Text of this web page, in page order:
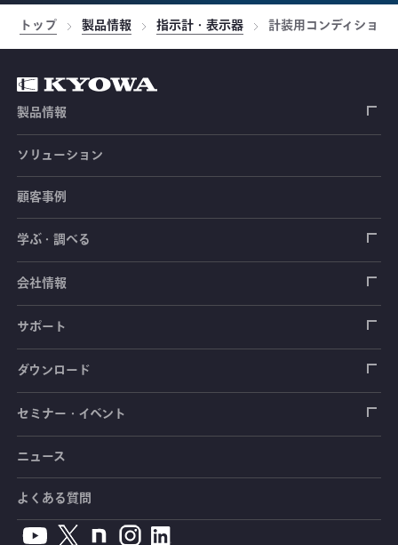
トップ 製品情報 指示計・表示器 計装用コンディショナ
製品情報
ひずみゲージ
センサ（変換器）
ロードセル
加速度センサ
圧力センサ
トルクセンサ
土木建築用センサ
荷重計
土圧計
間隙水圧計
傾斜計
鉄筋計
自動車用センサ
シートベルト張力計
操舵力・操舵角計
手ブレーキ計・チェンジレバー操作力計
踏力計
ホイールトルクセンサ
人体ダミー用センサ
測定器
データロガー
指示計・表示器
増幅器（アンプ）
ハンディ測定器（チェッカ）
ソフトウェア
計測システム
道路用計測システム
鉄道用計測システム
自動車用計測システム
ブリッジボックス
ケーブル・コネクタ
アクセサリ
ソリューション
顧客事例
学ぶ・調べる
ひずみゲージ
センサ（変換器）
測定器
光ファイバ計測ソリューション - 学ぶ・調べる
共和技報
単位変換表
会社情報
拠点情報
会社概要
サポート
製品輸出時の取り扱いと該非判定書
毒物及び劇物譲受書
安全データシート（SDS）
カタログ・資料のダウンロード
生産終了製品一覧
ダウンロード
カタログ
取扱説明書
CADデータ
ソフトウェアバージョンアップ
セミナー・イベント
セミナー・講習会
イベント・展示会
ニュース
よくある質問